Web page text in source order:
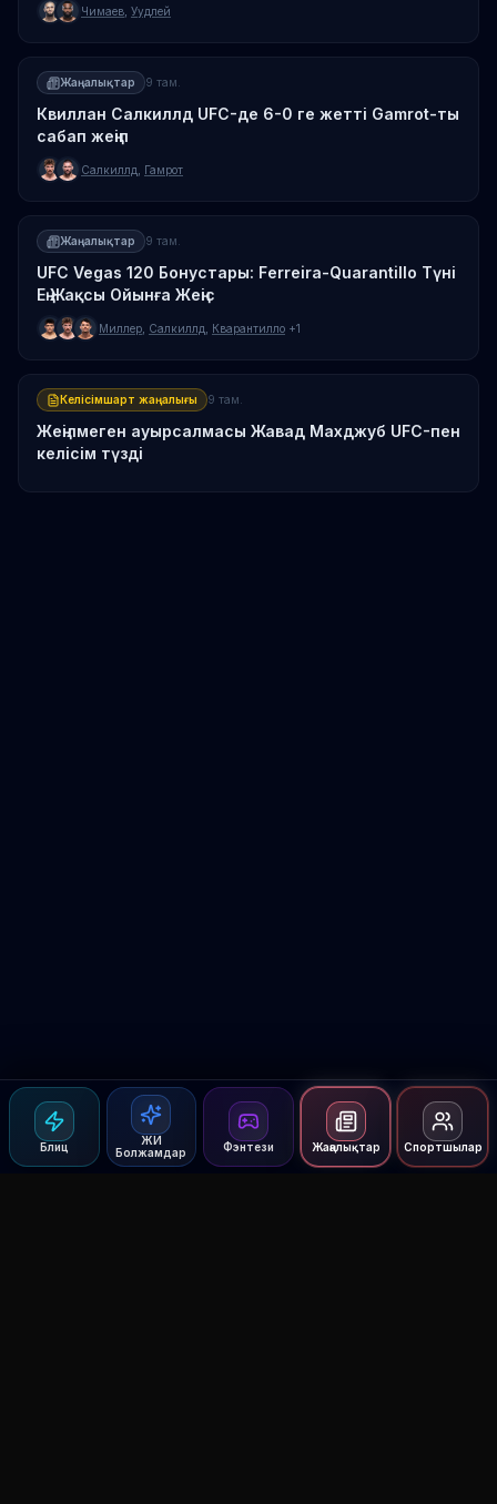
Блиц
ЖИ
Болжамдар
Фэнтези Жаңалықтар Спортшылар
Чимаев Уудлей
Жаңалықтар 9 там.
Квиллан Салкиллд UFC-де 6-0 ге жетті Gamrot-ты
сабап жеңіп
Салкиллд Гамрот
Жаңалықтар 9 там.
UFC Vegas 120 Бонустары: Ferreira-Quarantillo Түні
Ең Жақсы Ойынға Жеңіс
Миллер Салкиллд Кварантилло +1
Келісімшарт жаңалығы 9 там.
Жеңілмеген ауырсалмасы Жавад Махджуб UFC-пен
келісім түзді